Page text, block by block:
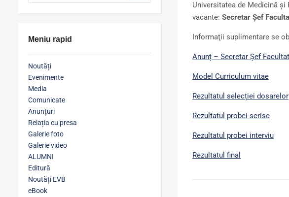
Meniu rapid
Noutăți
Evenimente
Media
Comunicate
Anunțuri
Relația cu presa
Galerie foto
Galerie video
ALUMNI
Editură
Noutăți EVB
eBook
Universitatea de Medicină şi
vacante: Secretar Șef
Informaţii suplimentare se
Anunț – Secretar Șef
Model Curriculum vitae
Rezultatul selecției dosarelor
Rezultatul probei scrise
Rezultatul probei interviu
Rezultatul final